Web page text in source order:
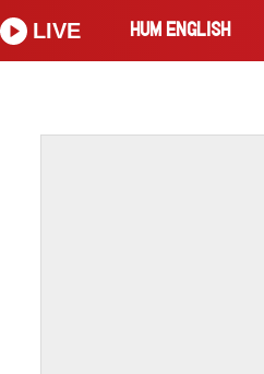
HUM ENGLISH
LIVE